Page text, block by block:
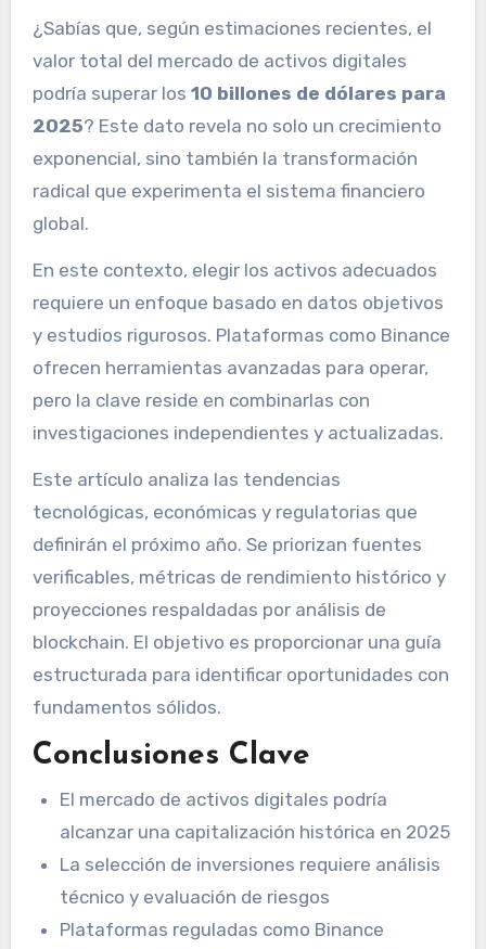
¿Sabías que, según estimaciones recientes, el
valor total del mercado de activos digitales
podría superar los 10 billones de dólares para
2025? Este dato revela no solo un crecimiento
exponencial, sino también la transformación
radical que experimenta el sistema financiero
global.
En este contexto, elegir los activos adecuados
requiere un enfoque basado en datos objetivos
y estudios rigurosos. Plataformas como Binance
ofrecen herramientas avanzadas para operar,
pero la clave reside en combinarlas con
investigaciones independientes y actualizadas.
Este artículo analiza las tendencias
tecnológicas, económicas y regulatorias que
definirán el próximo año. Se priorizan fuentes
verificables, métricas de rendimiento histórico y
proyecciones respaldadas por análisis de
blockchain. El objetivo es proporcionar una guía
estructurada para identificar oportunidades con
fundamentos sólidos.
Conclusiones Clave
El mercado de activos digitales podría
alcanzar una capitalización histórica en 2025
La selección de inversiones requiere análisis
técnico y evaluación de riesgos
Plataformas reguladas como Binance